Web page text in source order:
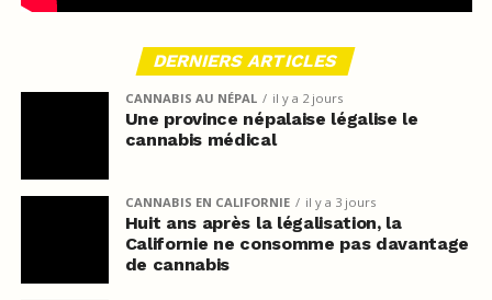
DERNIERS ARTICLES
CANNABIS AU NÉPAL il y a 2 jours
Une province népalaise légalise le
cannabis médical
CANNABIS EN CALIFORNIE il y a 3 jours
Huit ans après la légalisation, la
Californie ne consomme pas davantage
de cannabis